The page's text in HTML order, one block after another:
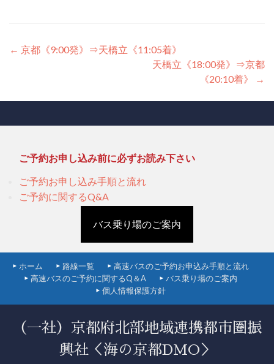
投
ー
シ
ョ
← 京都《9:00発》⇒天橋立《11:05着》
天橋立《18:00発》⇒京都
《20:10着》
→
ご予約お申し込み前に必ずお読み下さい
ご予約お申し込み手順と流れ
ご予約に関するQ&A
バス乗り場のご案内
ホーム 路線一覧
高速バスのご予約お申込み手順と流れ
高速バスのご予約に関するQ＆A
バス乗り場のご案内
個人情報保護方針
（一社）京都府北部地域連携都市圏振
興社＜海の京都DMO＞